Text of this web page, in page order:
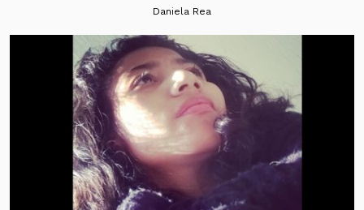
Daniela Rea